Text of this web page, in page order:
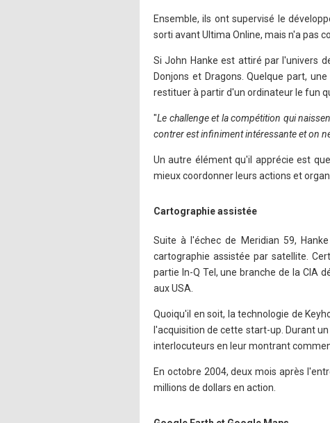
Ensemble, ils ont supervisé le
sorti avant Ultima Online, mais n'a pas
Si John Hanke est attiré par l'univers
Donjons et Dragons. Quelque part,
restituer à partir d'un ordinateur le fun
"Le challenge et la compétition qui
contrer est infiniment intéressante et on
Un autre élément qu'il apprécie est
mieux coordonner leurs actions et
Cartographie assistée
Suite à l'échec de Meridian 59,
cartographie assistée par satellite.
partie In-Q Tel, une branche de la CIA
aux USA.
Quoiqu'il en soit, la technologie de
l'acquisition de cette start-up. Durant
interlocuteurs en leur montrant
En octobre 2004, deux mois après
millions de dollars en action.